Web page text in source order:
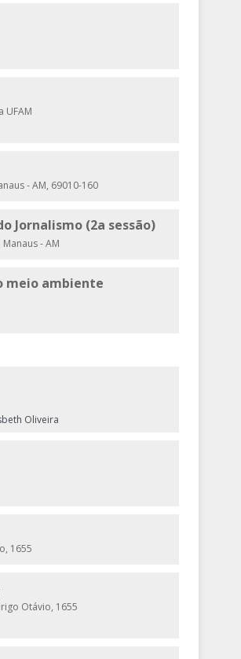
UFAM
- AM, 69010-160
Jornalismo (2a sessão)
- AM
meio ambiente
Oliveira
1655
Otávio, 1655